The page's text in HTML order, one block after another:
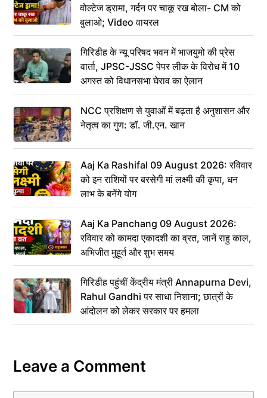
वोल्टेज ड्रामा, गर्दन पर चाकू रख बोला- CM को
बुलाओ; Video वायरल
गिरिडीह के न्यू परिषद भवन में भाजयुमो की प्रेस
वार्ता, JPSC-JSSC पेपर लीक के विरोध में 10
अगस्त को विधानसभा घेराव का ऐलान
NCC प्रशिक्षण से युवाओं में बढ़ता है अनुशासन और
नेतृत्व का गुण: डॉ. जी.एन. खान
Aaj Ka Rashifal 09 August 2026: रविवार
को इन राशियों पर बरसेगी मां लक्ष्मी की कृपा, धन
लाभ के बनेंगे योग
Aaj Ka Panchang 09 August 2026:
रविवार को कामदा एकादशी का व्रत, जानें राहु काल,
अभिजीत मुहूर्त और शुभ समय
गिरिडीह पहुंचीं केंद्रीय मंत्री Annapurna Devi,
Rahul Gandhi पर साधा निशाना; छात्रों के
आंदोलन को लेकर सरकार पर हमला
Leave a Comment